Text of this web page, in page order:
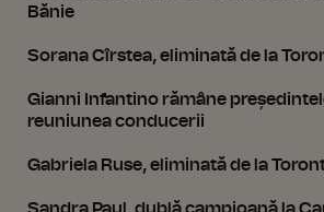
Bănie
Sorana Cîrstea, eliminată de la
Gianni Infantino rămâne
reuniunea conducerii
Gabriela Ruse, eliminată de la